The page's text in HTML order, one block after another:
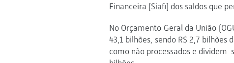
Financeira (Siafi) dos saldos que
No Orçamento Geral da União
43,1 bilhões, sendo R$ 2,7 bilhões
como não processados e dividem-